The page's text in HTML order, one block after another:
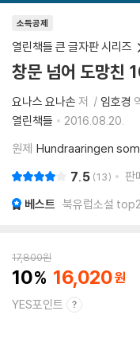
소득공제
열린책들 큰 글자판 시리즈
창문 넘어 도망친
요나스 요나손 저 임호경
열린책들
2016.08.20.
원제 Hundraaringen
7.5 13 판
베스트 북유럽소설
17,800원
10 16,020
YES포인트